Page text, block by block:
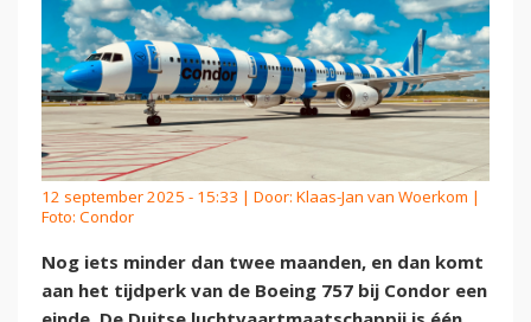
12 september 2025 - 15:33 | Door: Klaas-Jan van Woerkom |
Foto: Condor
Nog iets minder dan twee maanden, en dan komt
aan het tijdperk van de Boeing 757 bij Condor een